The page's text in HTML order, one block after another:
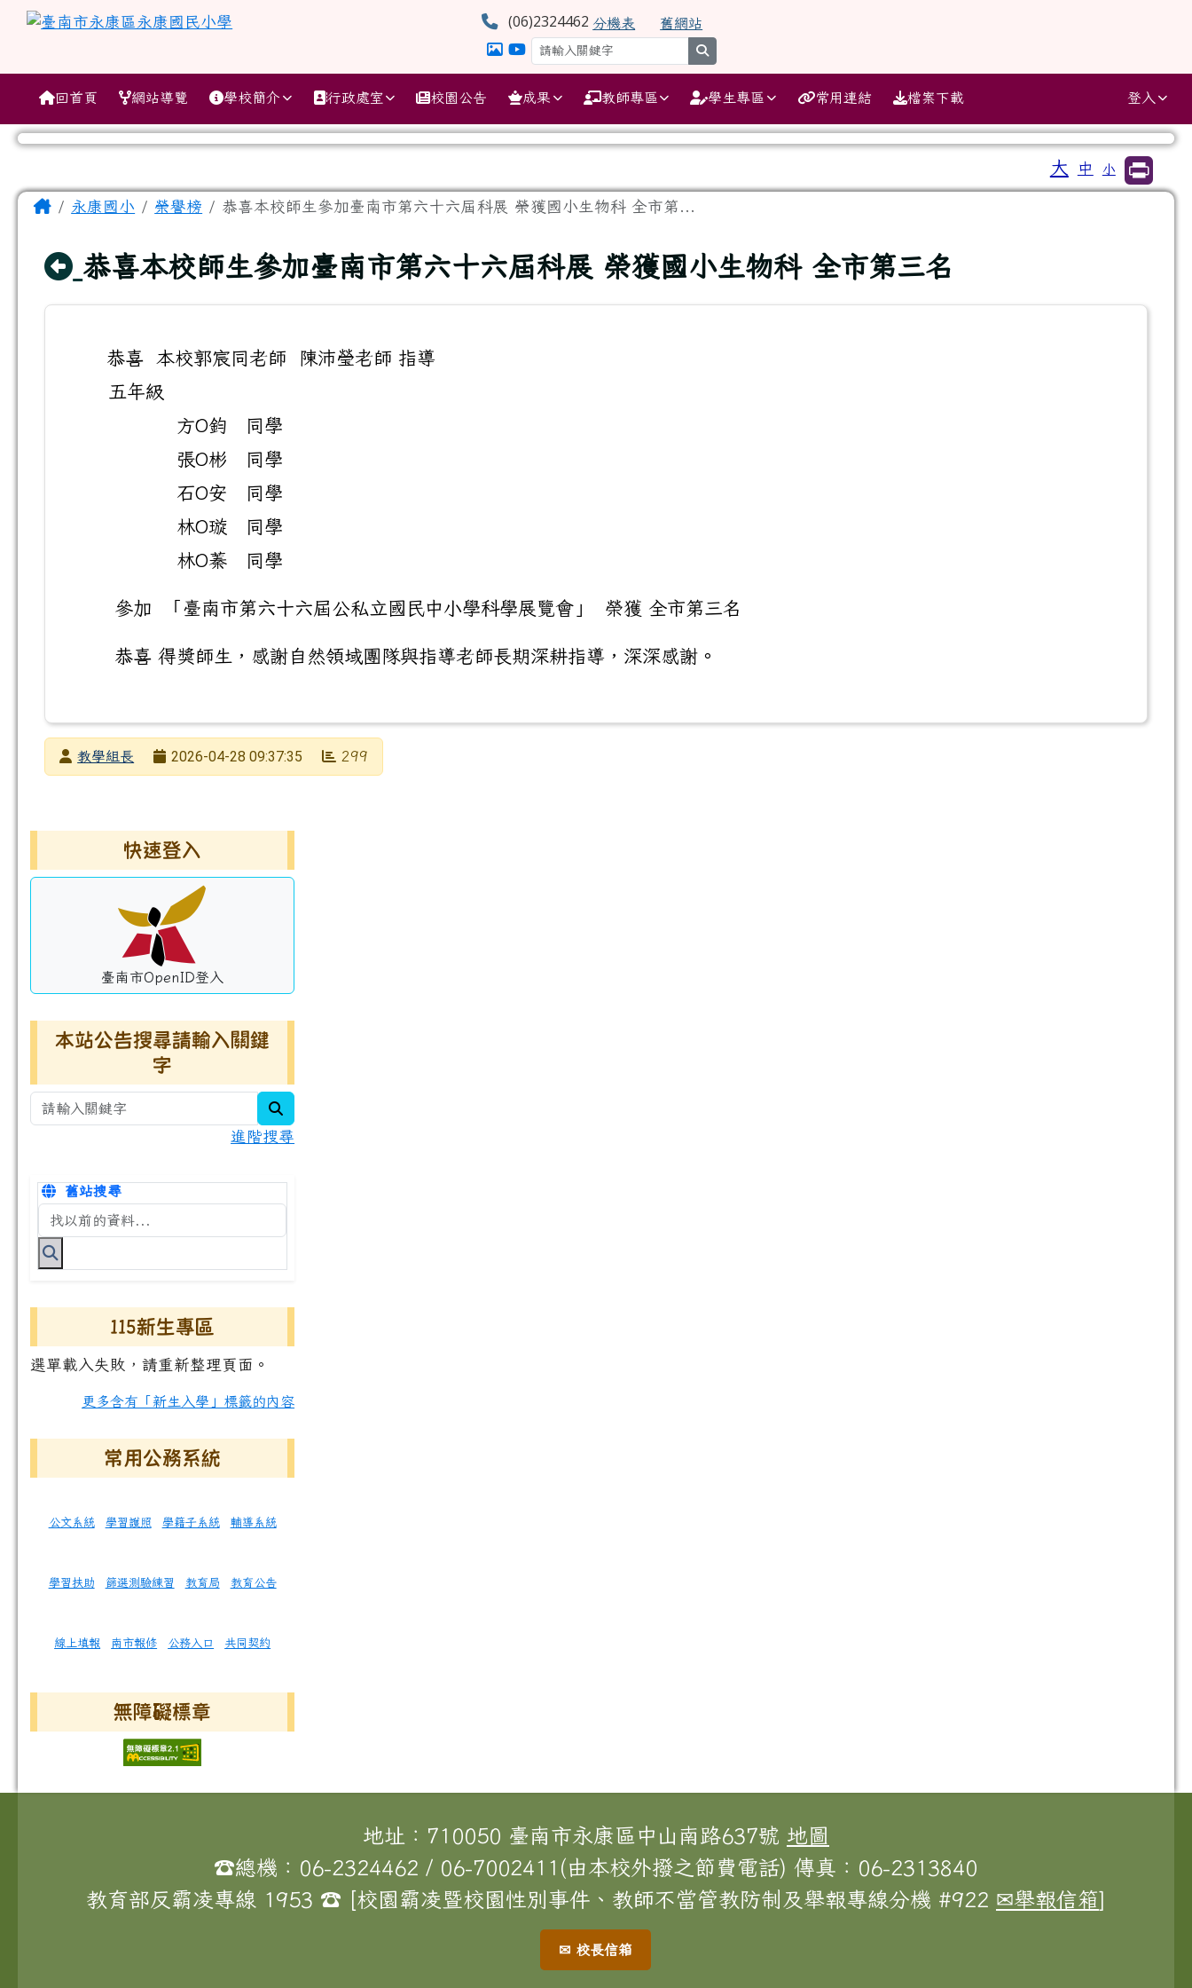
跳至主內容區
臺南市永康區永康國民小學 (06)2324462 分機表 舊網站
導覽列
回首頁 網站導覽 學校簡介 行政處室 校園公告 成果 教師專區 學生專區 常用連結 檔案下載 登入
⏸
大 中 小
主內容區域
Home永康國小 榮譽榜 恭喜本校師生參加臺南市第六十六屆科展 榮獲國小生物科 全市第...
回上頁
恭喜本校師生參加臺南市第六十六屆科展 榮獲國小生物科 全市第三名
恭喜 本校郭宸同老師 陳沛瑩老師 指導
五年級
方O鈞 同學
張O彬 同學
石O安 同學
林O璇 同學
林O蓁 同學
參加 「臺南市第六十六屆公私立國民中小學科學展覽會」 榮獲 全市第三名
恭喜 得獎師生，感謝自然領域團隊與指導老師長期深耕指導，深深感謝。
發布者教學組長
2026-04-28 09:37:35 299
左邊區域內容
快速登入
臺南市OpenID登入
本站公告搜尋請輸入關鍵
字
進階搜尋
舊站搜尋
搜尋台南市永康國小全球資訊網關鍵字
115新生專區
選單載入失敗，請重新整理頁面。
更多含有「新生入學」標籤的內容
常用公務系統
公文系統 學習護照 學籍子系統 輔導系統
學習扶助 篩選測驗練習 教育局 教育公告
線上填報 南市報修 公務入口 共同契約
無障礙標章
頁尾區域
地址：710050 臺南市永康區中山南路637號 地圖
☎總機：06-2324462 / 06-7002411(由本校外撥之節費電話) 傳真：06-2313840
教育部反霸凌專線 1953 ☎ [校園霸凌暨校園性別事件、教師不當管教防制及舉報專線分機 #922 ✉舉報信箱]
✉ 校長信箱